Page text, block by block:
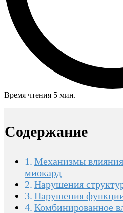
Время чтения 5 мин.
Содержание
Механизмы
миокард
Нарушения
Нарушения
Комбинированное